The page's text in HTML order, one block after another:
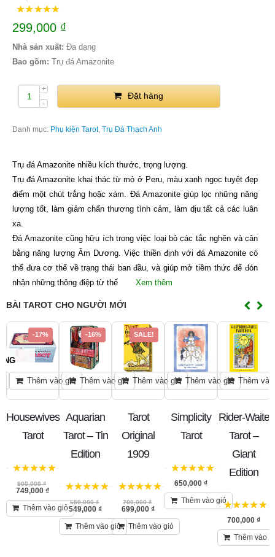
299,000 ₫
Nhà sản xuất: Đa dạng
Bao gồm: Trụ đá Amazonite
Đặt hàng
Danh mục: Phụ kiện Tarot, Trụ Đá Thạch Anh
Trụ đá Amazonite nhiều kích thước, trọng lượng.
Trụ đá Amazonite khai thác từ mỏ ở Peru, màu xanh ngọc tuyệt đẹp
điểm một chút trắng hoặc xám. Đá Amazonite giúp lọc những năng
lượng tốt, làm giảm chấn thương tình cảm, làm dịu tất cả các luân
xa.
Đá Amazonite cũng hữu ích trong việc loại bỏ các tắc nghẽn và cân
bằng năng lượng Âm Dương. Việc thiền định với đá Amazonite có
thể đưa cơ thể về trạng thái ban đầu, và giúp mở tiềm thức để đón
nhận những thông điệp từ thế
Xem thêm
BÀI TAROT CHO NGƯỜI MỚI
-17%
Thêm vào giỏ
Housewives
Tarot
900,000₫
749,000 ₫
Thêm vào giỏ
-16%
Thêm vào giỏ
Aquarian
Tarot – Tin
Edition
650,000₫
549,000 ₫
Thêm vào giỏ
SALE!
Thêm vào giỏ
Tarot
Original
1909
700,000₫
699,000 ₫
Thêm vào giỏ
Thêm vào giỏ
Simplicity
Tarot
trên 5
650,000 ₫
Thêm vào giỏ
Thêm
Rider-Waite
Tarot –
Giant
Edition
trên 5
700,000 ₫
Thêm vào